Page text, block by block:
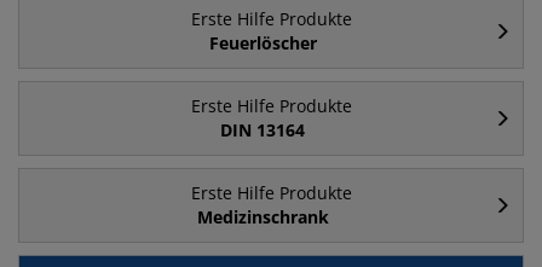
Erste Hilfe Produkte
Feuerlöscher
Erste Hilfe Produkte
DIN 13164
Erste Hilfe Produkte
Medizinschrank